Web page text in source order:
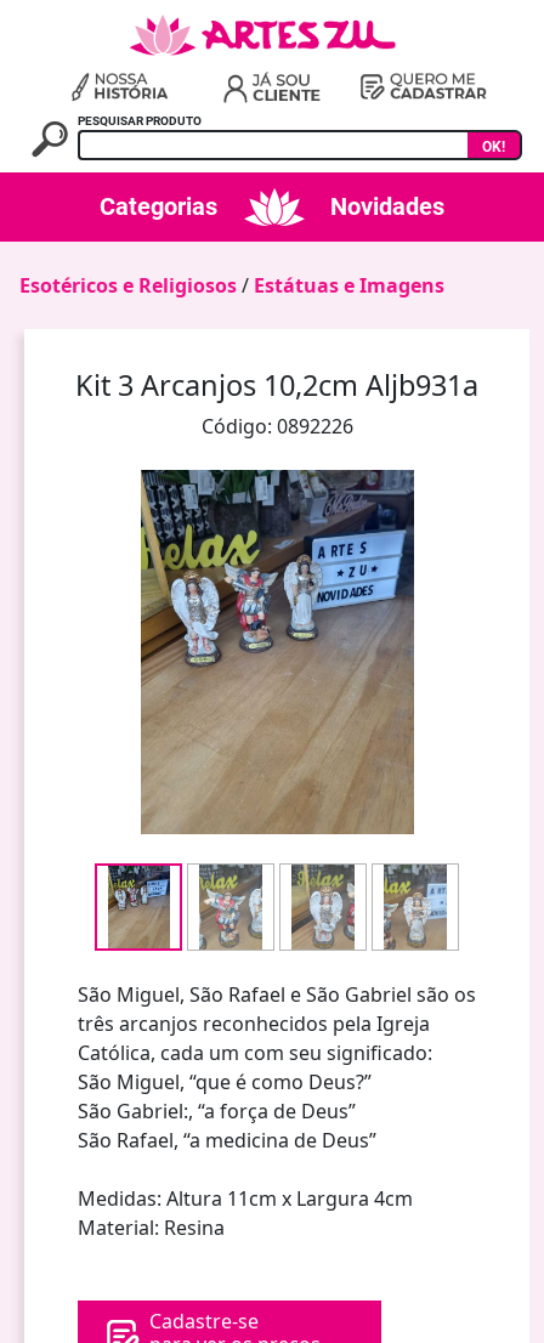
PESQUISAR PRODUTO
OK!
Categorias Novidades
Esotéricos e Religiosos/ Estátuas e Imagens
Kit 3 Arcanjos 10,2cm Aljb931a
Código: 0892226
São Miguel, São Rafael e São Gabriel são os
três arcanjos reconhecidos pela Igreja
Católica, cada um com seu significado:
São Miguel, “que é como Deus?”
São Gabriel:, “a força de Deus”
São Rafael, “a medicina de Deus”
Medidas: Altura 11cm x Largura 4cm
Material: Resina
Cadastre-se